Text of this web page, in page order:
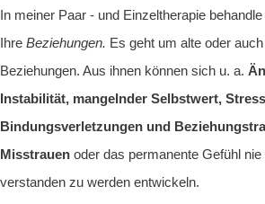
In meiner Paar - und Einzeltherapie
Ihre Beziehungen. Es geht um alte oder
Beziehungen. Aus ihnen können sich u. a.
Instabilität, mangelnder Selbstwert,
Bindungsverletzungen und
Misstrauen oder das permanente Gefühl
verstanden zu werden entwickeln.